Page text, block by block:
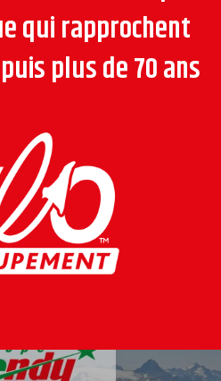
qui rapprochent
plus de 70 ans